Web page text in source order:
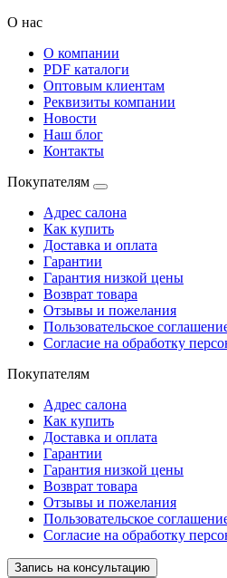
О нас
О компании
PDF каталоги
Оптовым клиентам
Реквизиты компании
Новости
Наш блог
Контакты
Покупателям
Адрес салона
Как купить
Доставка и оплата
Гарантии
Гарантия низкой цены
Возврат товара
Отзывы и пожелания
Пользовательское
Согласие на обработку
Покупателям
Адрес салона
Как купить
Доставка и оплата
Гарантии
Гарантия низкой цены
Возврат товара
Отзывы и пожелания
Пользовательское
Согласие на обработку
Запись на консультацию